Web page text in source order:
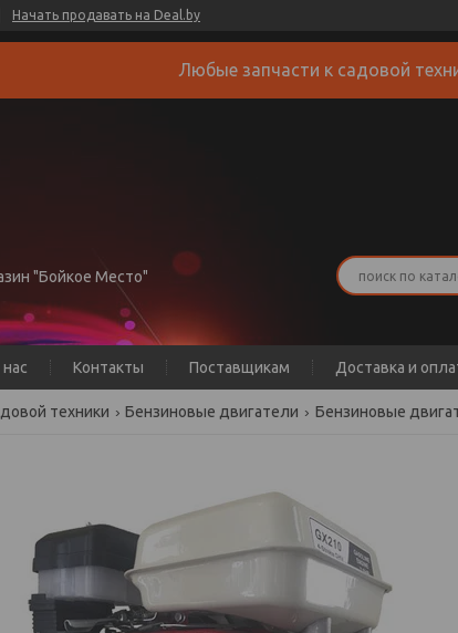
Начать продавать на Deal.by
Любые запчасти к садовой
"Бойкое Место"
Контакты Поставщикам Доставка и
техники Бензиновые двигатели Бензиновые